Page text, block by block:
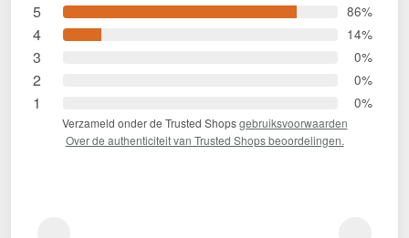
5 86%
4 14%
3 0%
2 0%
1 0%
Verzameld onder de Trusted Shopsgebruiksvoorwaarden
Over de authenticiteit van Trusted Shops beoordelingen.